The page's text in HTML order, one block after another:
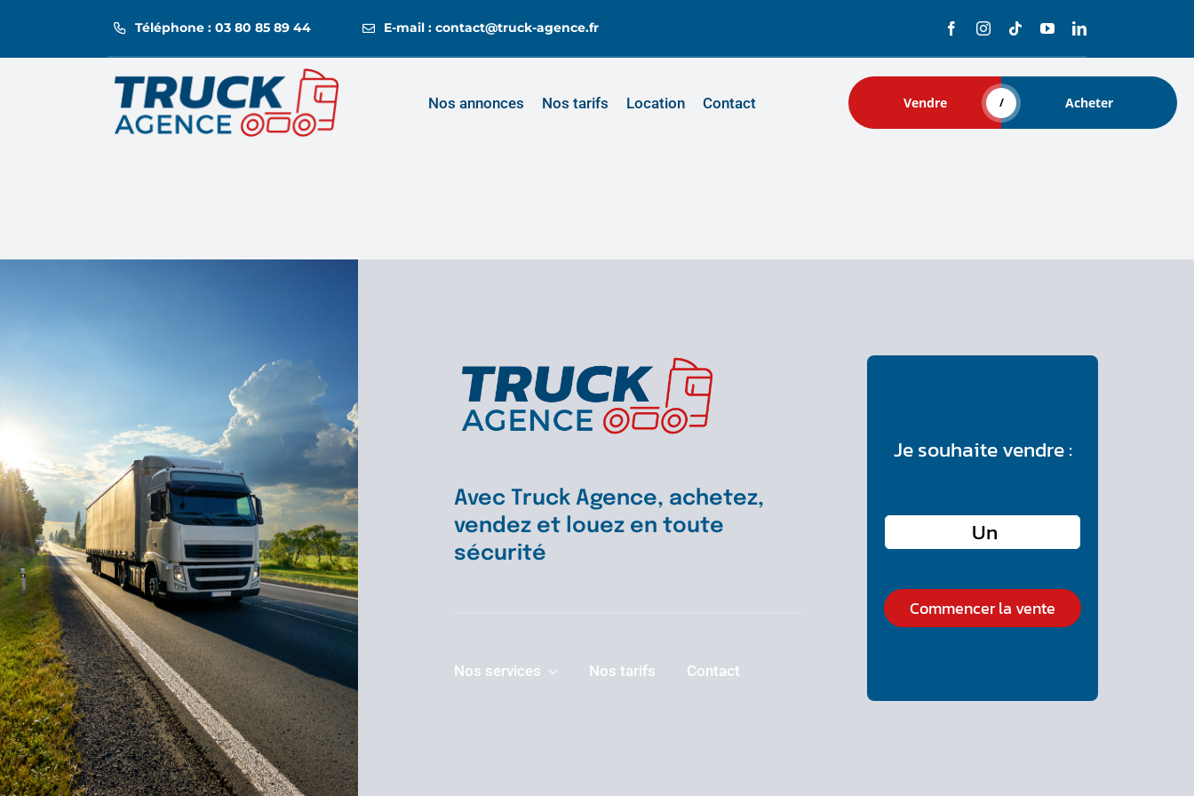
Téléphone : 03 80 85 89 44 E-mail : contact@truck-agence.fr
Nos annonces Nos tarifs Location Contact Vendre Acheter
/
Avec Truck Agence, achetez,
vendez et louez en toute
sécurité
Nos services Nos tarifs Contact
Je souhaite vendre :
Commencer la vente